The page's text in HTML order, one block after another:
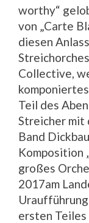
worthy“
von „Carte
diesen
Collective,
Teil des
Streicher mit
Band
Komposition
großes
2017am
ersten